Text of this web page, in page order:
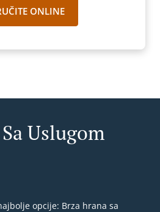
ONLINE
Uslugom
opcije: Brza hrana sa